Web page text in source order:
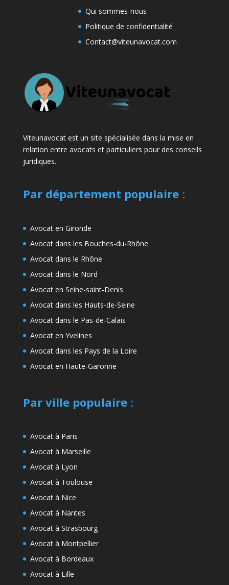
Qui sommes-nous
Politique de confidentialité
Contact@viteunavocat.com
Viteunavocat est un site spécialisée dans la mise en
relation entre avocats et particuliers pour des conseils
juridiques.
Par département populaire:
Avocat en Gironde
Avocat dans les Bouches-du-Rhône
Avocat dans le Rhône
Avocat dans le Nord
Avocat en Seine-saint-Denis
Avocat dans les Hauts-de-Seine
Avocat dans le Pas-de-Calais
Avocat en Yvelines
Avocat dans les Pays de la Loire
Avocat en Haute-Garonne
Par ville populaire:
Avocat à Paris
Avocat à Marseille
Avocat à Lyon
Avocat à Toulouse
Avocat à Nice
Avocat à Nantes
Avocat à Strasbourg
Avocat à Montpellier
Avocat à Bordeaux
Avocat à Lille